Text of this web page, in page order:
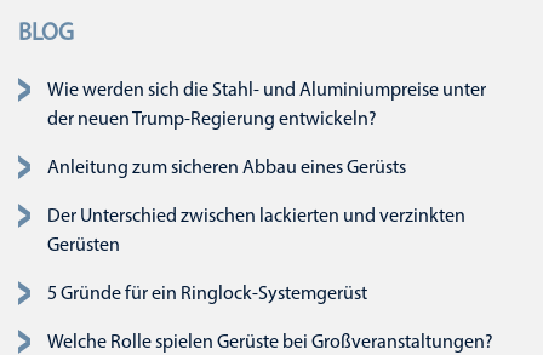
BLOG
Wie werden sich die Stahl- und Aluminiumpreise unter
der neuen Trump-Regierung entwickeln?
Anleitung zum sicheren Abbau eines Gerüsts
Der Unterschied zwischen lackierten und verzinkten
Gerüsten
5 Gründe für ein Ringlock-Systemgerüst
Welche Rolle spielen Gerüste bei Großveranstaltungen?